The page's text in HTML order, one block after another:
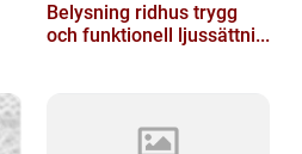
Belysning ridhus trygg
och funktionell ljussättni...